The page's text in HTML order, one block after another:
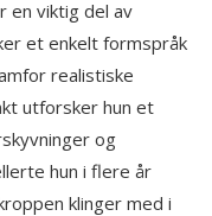
en viktig del av
et enkelt formspråk
realistiske
utforsker hun et
og
hun i flere år
klinger med i